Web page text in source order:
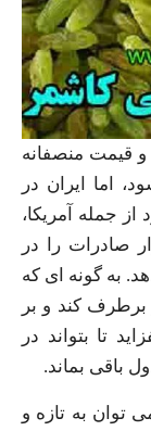
قیمت منصفانه
اما ایران در
جمله آمریکا،
صادرات را در
به گونه ای که
برطرف کند و بر
تا بتواند در
باقی بماند.
توان به تازه و